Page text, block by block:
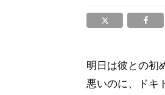
明日は彼との初
悪いのに、ドキ